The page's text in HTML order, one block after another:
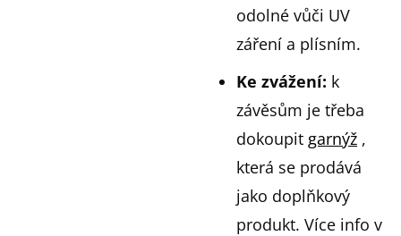
odolné vůči UV
záření a plísním.
Ke zvážení: k
závěsům je třeba
dokoupit garnýž ,
která se prodává
jako doplňkový
produkt. Více info v